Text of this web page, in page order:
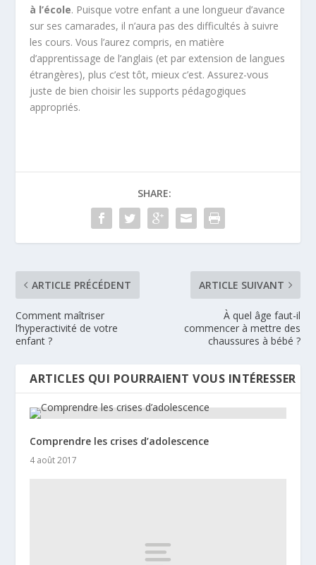
à l’école. Puisque votre enfant a une longueur d’avance
sur ses camarades, il n’aura pas des difficultés à suivre
les cours. Vous l’aurez compris, en matière
d’apprentissage de l’anglais (et par extension de langues
étrangères), plus c’est tôt, mieux c’est. Assurez-vous
juste de bien choisir les supports pédagogiques
appropriés.
SHARE:
ARTICLE PRÉCÉDENT
Comment maîtriser
l’hyperactivité de votre
enfant ?
ARTICLE SUIVANT
À quel âge faut-il
commencer à mettre des
chaussures à bébé ?
ARTICLES QUI POURRAIENT VOUS INTÉRESSER
Comprendre les crises d’adolescence
4 août 2017